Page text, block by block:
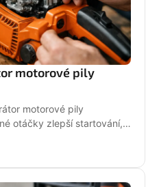
motorové pily
motorové pily
otáčky zlepší startování,